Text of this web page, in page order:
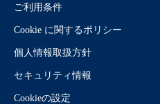
ご利用条件
Cookie に関するポリシー
個人情報取扱方針
セキュリティ情報
Cookieの設定